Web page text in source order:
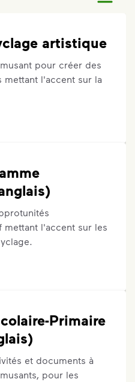
artistique
pour créer des
l'accent sur la
mettant l'accent sur les
Primaire
et documents à
pour les